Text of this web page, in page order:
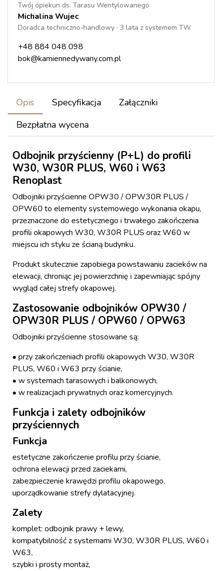
Twój opiekun ds. Tarasu Wentylowanego
Michalina Wujec
Doradca techniczno-handlowy · 3 lata z systemem TW
+48 884 048 098
bok@kamiennedywany.com.pl
Opis Specyfikacja
Załączniki
Bezpłatna wycena
Odbojnik przyścienny (P+L) do profili
W30, W30R PLUS, W60 i W63
Renoplast
Odbojniki przyścienne OPW30 / OPW30R PLUS /
OPW60 to elementy systemowego wykonania okapu,
przeznaczone do estetycznego i trwałego zakończenia
profili okapowych W30, W30R PLUS oraz W60 w
miejscu ich styku ze ścianą budynku.
Produkt skutecznie zapobiega powstawaniu zacieków na
elewacji, chroniąc jej powierzchnię i zapewniając spójny
wygląd całej strefy okapowej.
Zastosowanie odbojników OPW30 /
OPW30R PLUS / OPW60 / OPW63
Odbojniki przyścienne stosowane są:
• przy zakończeniach profili okapowych W30, W30R
PLUS, W60 i W63 przy ścianie,
• w systemach tarasowych i balkonowych,
• w realizacjach prywatnych oraz komercyjnych.
Funkcja i zalety odbojników
przyściennych
Funkcja
estetyczne zakończenie profilu przy ścianie,
ochrona elewacji przed zaciekami,
zabezpieczenie krawędzi profilu okapowego,
uporządkowanie strefy dylatacyjnej.
Zalety
komplet: odbojnik prawy + lewy,
kompatybilność z systemami W30, W30R PLUS, W60 i
W63,
szybki i prosty montaż,